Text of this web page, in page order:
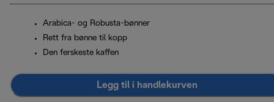
Arabica- og Robusta-bønner
Rett fra bønne til kopp
Den ferskeste kaffen
Legg til i handlekurven